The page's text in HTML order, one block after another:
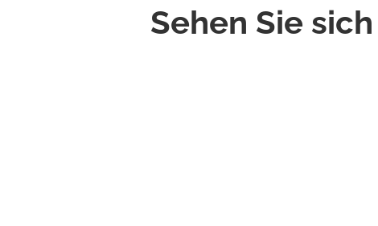
Sehen Sie